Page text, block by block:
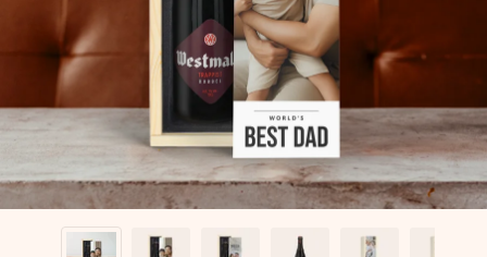
Crea algo único en pocos pasos – con su nombre, tu foto o
un mensaje que llegue al corazón. Sin complicaciones, solo
todo el amor para el momento.